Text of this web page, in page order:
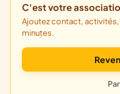
C'est votre
Ajoutez contact, activités, photos et annonces. Gratuit, en 5
minutes.